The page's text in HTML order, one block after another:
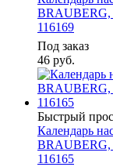
BRAUBERG,
116169
Под заказ
46 руб.
Быстрый
Календарь
BRAUBERG,
116165